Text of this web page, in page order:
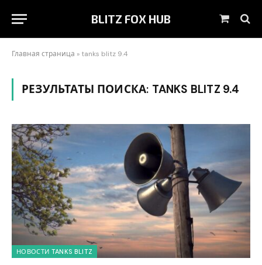
BLITZ FOX HUB Корзина
Главная страница » tanks blitz 9.4
РЕЗУЛЬТАТЫ ПОИСКА: TANKS BLITZ 9.4
НОВОСТИ TANKS BLITZ